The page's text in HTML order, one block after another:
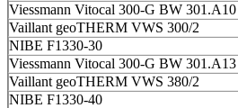
Viessmann Vitocal 300-G BW
Vaillant geoTHERM VWS 300/2
NIBE F1330-30
Viessmann Vitocal 300-G BW
Vaillant geoTHERM VWS 380/2
NIBE F1330-40